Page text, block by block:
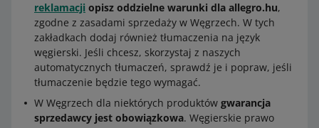
reklamacji opisz oddzielne warunki dla allegro.hu,
zgodne z zasadami sprzedaży w Węgrzech. W tych
zakładkach dodaj również tłumaczenia na język
węgierski. Jeśli chcesz, skorzystaj z naszych
automatycznych tłumaczeń, sprawdź je i popraw, jeśli
tłumaczenie będzie tego wymagać.
W Węgrzech dla niektórych produktów gwarancja
sprzedawcy jest obowiązkowa. Węgierskie prawo